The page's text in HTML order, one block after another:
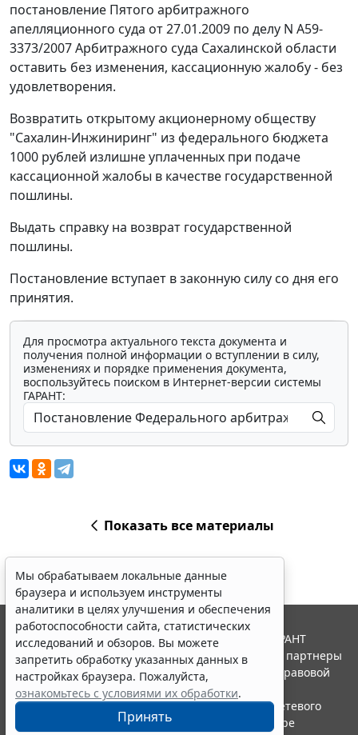
постановление Пятого арбитражного
апелляционного суда от 27.01.2009 по делу N А59-
3373/2007 Арбитражного суда Сахалинской области
оставить без изменения, кассационную жалобу - без
удовлетворения.
Возвратить открытому акционерному обществу
"Сахалин-Инжиниринг" из федерального бюджета
1000 рублей излишне уплаченных при подаче
кассационной жалобы в качестве государственной
пошлины.
Выдать справку на возврат государственной
пошлины.
Постановление вступает в законную силу со дня его
принятия.
Для просмотра актуального текста документа и
получения полной информации о вступлении в силу,
изменениях и порядке применения документа,
воспользуйтесь поиском в Интернет-версии системы
ГАРАНТ:
Показать все материалы
Мы обрабатываем локальные данные
браузера и используем инструменты
аналитики в целях улучшения и обеспечения
работоспособности сайта, статистических
исследований и обзоров. Вы можете
запретить обработку указанных данных в
настройках браузера. Пожалуйста,
ознакомьтесь с условиями их обработки.
Принять
© ООО "НПП "ГАРАНТ-СЕРВИС", 2026. Система ГАРАНТ
выпускается с 1990 года. Компания "Гарант" и ее партнеры
являются участниками Российской ассоциации правовой
информации ГАРАНТ.
Портал ГАРАНТ.РУ зарегистрирован в качестве сетевого
издания Федеральной службой по надзору в сфере